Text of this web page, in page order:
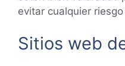
evitar cualquier
Sitios web